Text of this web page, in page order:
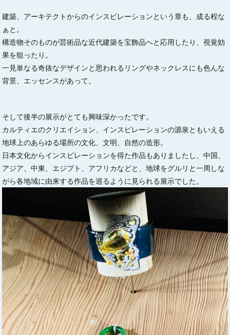
建築、アーキテクトからのインスピレーションという章も、成る程な
ぁと。
構造物そのものが芸術品な近代建築を宝飾品へと応用したり、視覚効
果を狙ったり。
一見単なる奇抜なデザインと思われるリングやネックレスにも色んな
背景、エッセンスがあって。
そして後半の展示がとても興味深かったです。
カルティエのクリエイション、インスピレーションの源泉ともいえる
地球上のあらゆる場所の文化、文明、自然の造形。
日本文化からインスピレーションを得た作品もありましたし、中国、
アジア、中東、エジプト、アフリカなどと、地球をグルリと一周しな
がら各地域に由来する作品を巡るように見られる展示でした。